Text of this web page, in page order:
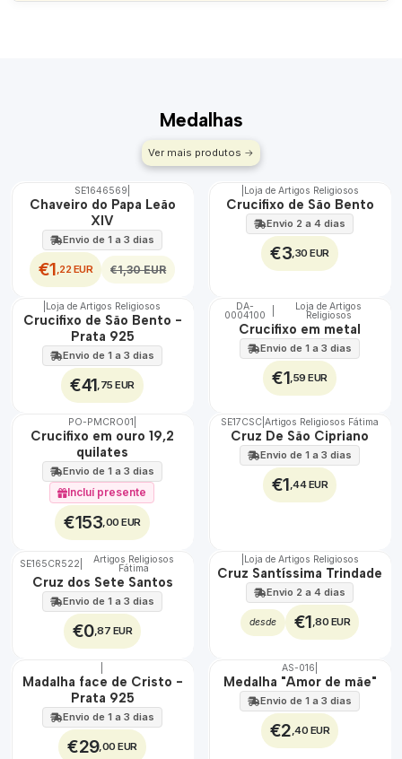
Medalhas
Ver mais produtos
DESCONTO
SE1646569
Chaveiro do Papa Leão
XIV
Envio de 1 a 3 dias
€1 ,22 EUR €1,30 EUR
Loja de Artigos Religiosos
Crucifixo de São Bento
Envio 2 a 4 dias
€3 ,30 EUR
🇵🇹
Loja de Artigos Religiosos
Crucifixo de São Bento -
Prata 925
Envio de 1 a 3 dias
€41 ,75 EUR
DA-
0004100
Loja de Artigos
Religiosos
Crucifixo em metal
Envio de 1 a 3 dias
€1 ,59 EUR
🇵🇹
PO-PMCRO01
Crucifixo em ouro 19,2
quilates
Envio de 1 a 3 dias
Incluí presente
€153 ,00 EUR
TOP
SE17CSC |Artigos Religiosos Fátima
Cruz De São Cipriano
Envio de 1 a 3 dias
€1 ,44 EUR
SE165CR522 Artigos Religiosos
Fátima
Cruz dos Sete Santos
Envio de 1 a 3 dias
€0,87 EUR
Loja de Artigos Religiosos
Cruz Santíssima Trindade
Envio 2 a 4 dias
desde €1 ,80 EUR
🇵🇹
Madalha face de Cristo -
Prata 925
Envio de 1 a 3 dias
€29,00 EUR
ÁGUA
AS-016
Medalha "Amor de mãe"
Envio de 1 a 3 dias
€2 ,40 EUR